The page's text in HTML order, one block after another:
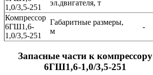
1,0/3,5-251
эл.двигателя, т
Компрессор
6ГШ1,6-
1,0/3,5-251
Габаритные размеры,
м
-
Запасные части к компрессору
6ГШ1,6-1,0/3,5-251